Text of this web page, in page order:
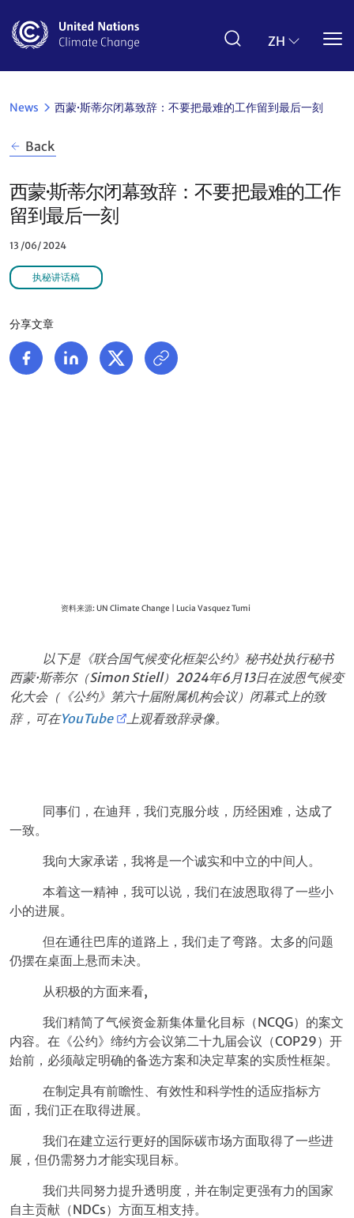
main
ZH
News 西蒙·斯蒂尔闭幕致辞：不要把最难的工作留到最后一刻
Back
西蒙·斯蒂尔闭幕致辞：不要把最难的工作
留到最后一刻
13 /06/ 2024
执秘讲话稿
分享文章
资料来源: UN Climate Change | Lucia Vasquez Tumi
以下是《联合国气候变化框架公约》秘书处执行秘书
西蒙·斯蒂尔（Simon Stiell）2024年6月13日在波恩气候变
化大会（《公约》第六十届附属机构会议）闭幕式上的致
辞，可在YouTube 上观看致辞录像。
同事们，在迪拜，我们克服分歧，历经困难，达成了
一致。
我向大家承诺，我将是一个诚实和中立的中间人。
本着这一精神，我可以说，我们在波恩取得了一些小
小的进展。
但在通往巴库的道路上，我们走了弯路。太多的问题
仍摆在桌面上悬而未决。
从积极的方面来看,
我们精简了气候资金新集体量化目标（NCQG）的案文
内容。在《公约》缔约方会议第二十九届会议（COP29）开
始前，必须敲定明确的备选方案和决定草案的实质性框架。
在制定具有前瞻性、有效性和科学性的适应指标方
面，我们正在取得进展。
我们在建立运行更好的国际碳市场方面取得了一些进
展，但仍需努力才能实现目标。
我们共同努力提升透明度，并在制定更强有力的国家
自主贡献（NDCs）方面互相支持。